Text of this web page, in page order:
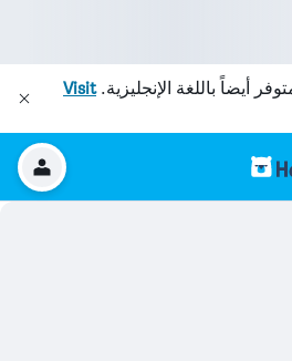
أيضاً باللغة الإنجليزية.Visit